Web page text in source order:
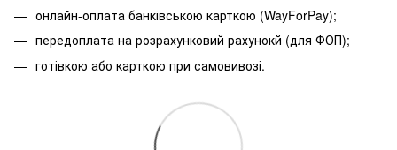
онлайн-оплата банківською карткою (WayForPay);
передоплата на розрахунковий рахунокй (для ФОП);
готівкою або карткою при самовивозі.